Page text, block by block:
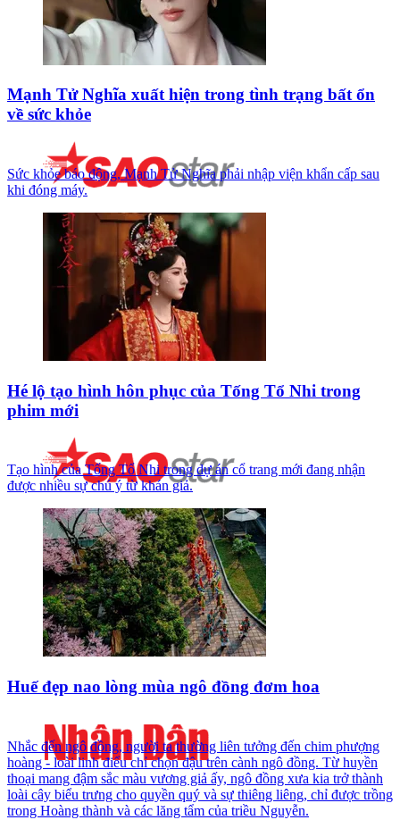
Mạnh Tử Nghĩa xuất hiện trong tình trạng bất ổn
về sức khỏe
Sức khỏe báo động, Mạnh Tử Nghĩa phải nhập viện khẩn cấp sau
khi đóng máy.
Hé lộ tạo hình hôn phục của Tống Tổ Nhi trong
phim mới
Tạo hình của Tống Tổ Nhi trong dự án cổ trang mới đang nhận
được nhiều sự chú ý từ khán giả.
Huế đẹp nao lòng mùa ngô đồng đơm hoa
Nhắc đến ngô đồng, người ta thường liên tưởng đến chim phượng
hoàng - loài linh điểu chỉ chọn đậu trên cành ngô đồng. Từ huyền
thoại mang đậm sắc màu vương giả ấy, ngô đồng xưa kia trở thành
loài cây biểu trưng cho quyền quý và sự thiêng liêng, chỉ được trồng
trong Hoàng thành và các lăng tẩm của triều Nguyễn.